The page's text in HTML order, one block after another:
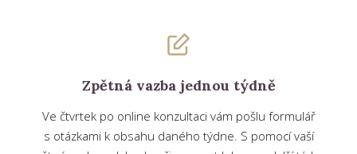
Zpětná vazba jednou týdně
Ve čtvrtek po online konzultaci vám pošlu formulář
s otázkami k obsahu daného týdne. S pomocí vaší